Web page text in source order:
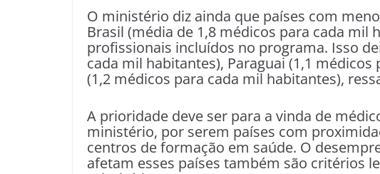
O ministério diz ainda que países com
Brasil (média de 1,8 médicos para cada mil
profissionais incluídos no programa. Isso
cada mil habitantes), Paraguai (1,1
(1,2 médicos para cada mil habitantes),
A prioridade deve ser para a vinda de
ministério, por serem países com
centros de formação em saúde. O
afetam esses países também são critérios